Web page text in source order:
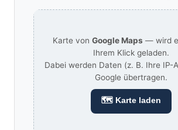
Karte von Google Maps — wird
Ihrem Klick geladen.
Dabei werden Daten (z. B. Ihre IP-
Google übertragen.
🗺 Karte laden